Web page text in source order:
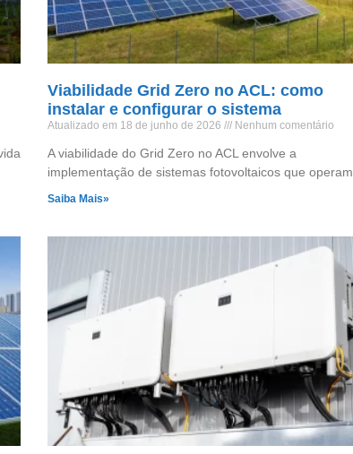
Viabilidade Grid Zero no ACL: como
instalar e configurar o sistema
Atualizado em 18 de junho de 2026 Nenhum comentário
A viabilidade do Grid Zero no ACL envolve a
implementação de sistemas fotovoltaicos que operam
Saiba Mais»